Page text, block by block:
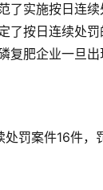
了实施按日连
了按日连续处
复肥企业一旦
罚案件16件，